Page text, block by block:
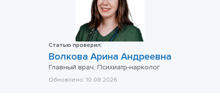
Статью проверил:
Волкова Арина Андреевна
Главный врач, Психиатр-нарколог
Обновлено: 10 08 2026